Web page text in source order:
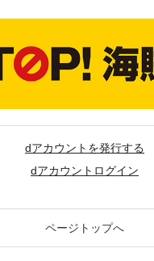
dアカウントを発行する
dアカウントログイン
ページトップへ